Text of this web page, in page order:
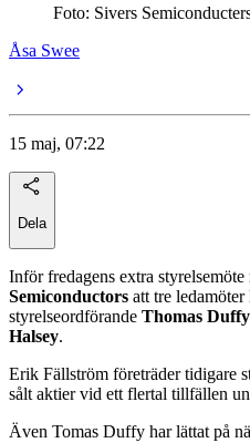
Foto: Sivers
Åsa Swee
15 maj, 07:22
Dela
Inför fredagens extra
Semiconductors att tre
styrelseordförande Thomas Duffy
Halsey.
Erik Fällström företräder tidigare
sålt aktier vid ett flertal tillfällen
Även Tomas Duffy har lättat på